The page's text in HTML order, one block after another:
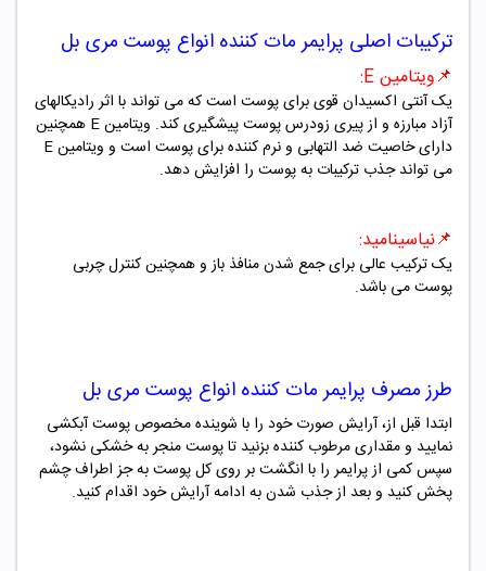
ترکیبات اصلی پرایمر مات کننده انواع پوست مری بل
📌ویتامینE
:
یک آنتی اکسیدان قوی برای پوست است که می تواند با اثر رادیکالهای
آزاد مبارزه و از پیری زودرس پوست پیشگیری کند. ویتامینE همچنین
دارای خاصیت ضد التهابی و نرم کننده برای پوست است و ویتامینE
می تواند جذب ترکیبات به پوست را افزایش دهد.
📌نیاسینامید:
یک ترکیب عالی برای جمع شدن منافذ باز و همچنین کنترل چربی
پوست می باشد.
طرز مصرف پرایمر مات کننده انواع پوست مری بل
ابتدا قبل از، آرایش صورت خود را با شوینده مخصوص پوست آبکشی
نمایید و مقداری مرطوب کننده بزنید تا پوست منجر به خشکی نشود،
سپس کمی از پرایمر را با انگشت بر روی کل پوست به جز اطراف چشم
پخش کنید و بعد از جذب شدن به ادامه آرایش خود اقدام کنید.